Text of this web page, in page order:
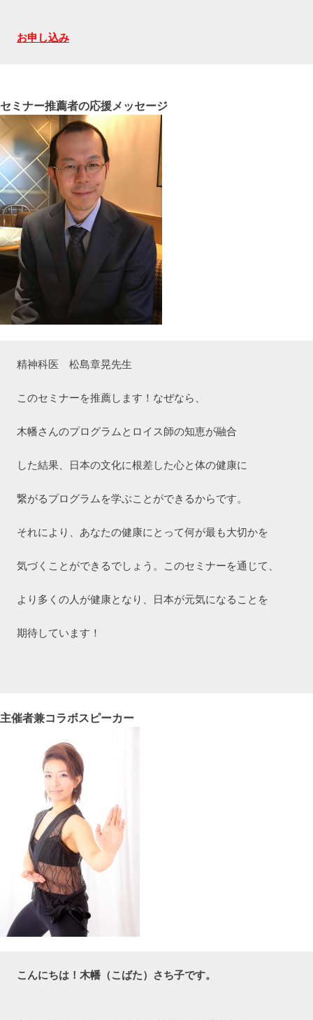
お申し込み
セミナー推薦者の応援メッセージ
精神科医　松島章晃先生
このセミナーを推薦します！なぜなら、
木幡さんのプログラムとロイス師の知恵が融合
した結果、日本の文化に根差した心と体の健康に
繋がるプログラムを学ぶことができるからです。
それにより、あなたの健康にとって何が最も大切かを
気づくことができるでしょう。このセミナーを通じて、
より多くの人が健康となり、日本が元気になることを
期待しています！
主催者兼コラボスピーカー
こんにちは！